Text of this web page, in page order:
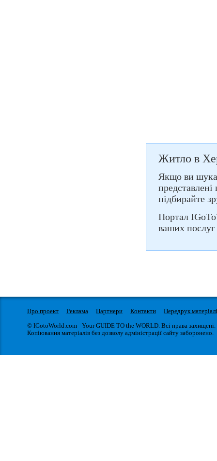
Житло в
Якщо ви
підбирайте
Портал
ваших послуг
Про проект Реклама Партнери Контакти
Передрук
© IGotoWorld.com - Your GUIDE TO the WORLD. Всі права захищені.
Копіювання матеріалів без дозволу адміністрації сайту заборонено.